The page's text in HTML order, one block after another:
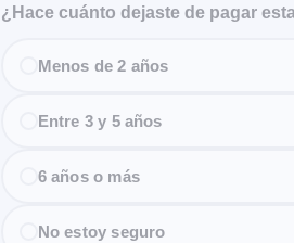
¿Hace cuánto dejaste de pagar
Menos de 2 años
Entre 3 y 5 años
6 años o más
No estoy seguro